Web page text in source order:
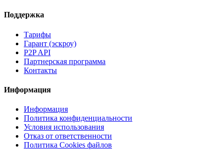
Поддержка
Тарифы
Гарант (эскроу)
P2P API
Партнерская программа
Контакты
Информация
Информация
Политика конфиденциальности
Условия использования
Отказ от ответственности
Политика Cookies файлов